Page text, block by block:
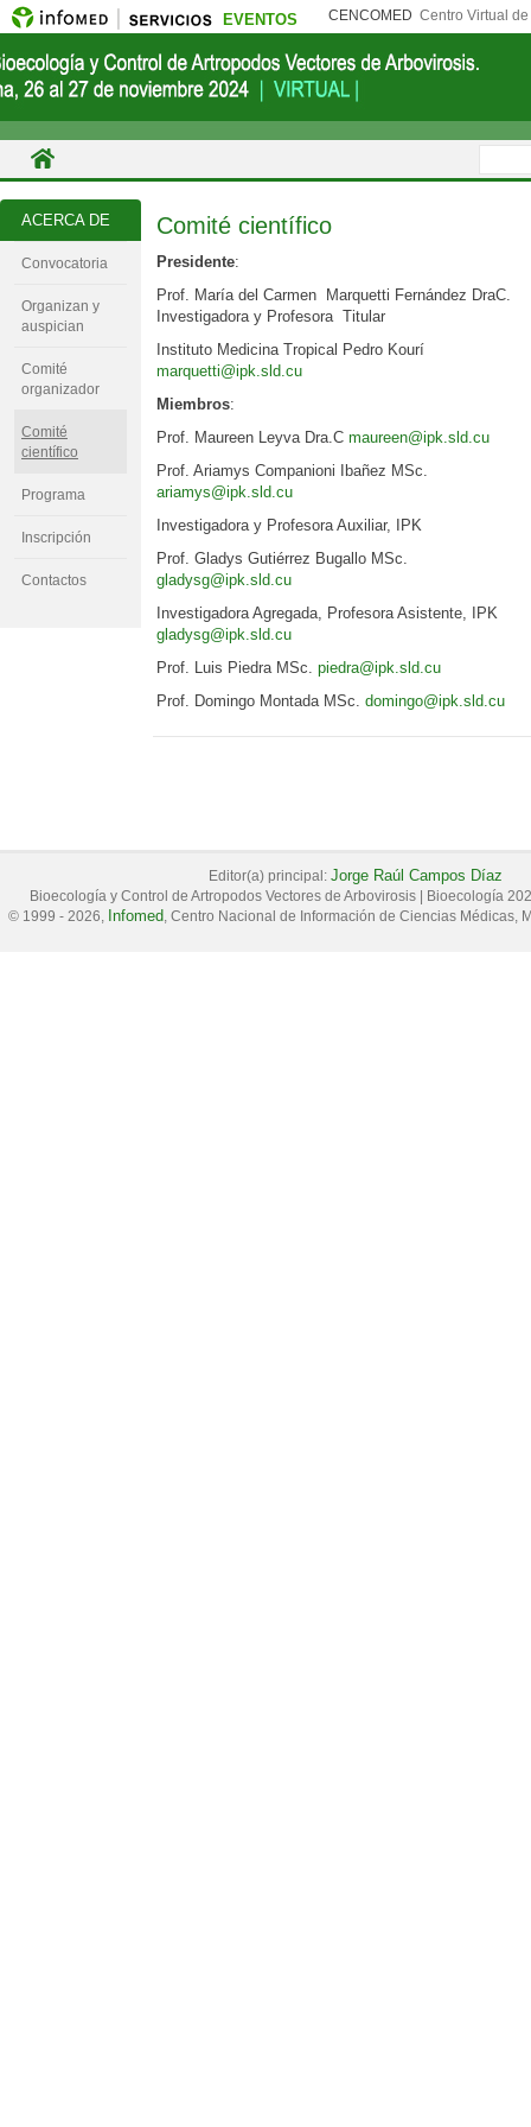
EVENTOS CENCOMED Centro Virtual
Comité científico
Presidente:
Prof. María del Carmen Marquetti Fernández DraC.
Investigadora y Profesora Titular
Instituto Medicina Tropical Pedro Kourí
marquetti@ipk.sld.cu
Miembros:
Prof. Maureen Leyva Dra.Cmaureen@ipk.sld.cu
Prof. Ariamys Companioni Ibañez MSc.
ariamys@ipk.sld.cu
Investigadora y Profesora Auxiliar, IPK
Prof. Gladys Gutiérrez Bugallo MSc.
gladysg@ipk.sld.cu
Investigadora Agregada, Profesora Asistente, IPK
gladysg@ipk.sld.cu
Prof. Luis Piedra MSc.piedra@ipk.sld.cu
Prof. Domingo Montada MSc.domingo@ipk.sld.cu
ACERCA DE
Convocatoria
Organizan y
auspician
Comité
organizador
Comité
científico
Programa
Inscripción
Contactos
Editor(a) principal: Jorge Raúl Campos Díaz
Bioecología y Control de Artropodos Vectores de Arbovirosis
Bioecología
© 1999 - 2026, Infomed, Centro Nacional de Información de Ciencias Médicas,